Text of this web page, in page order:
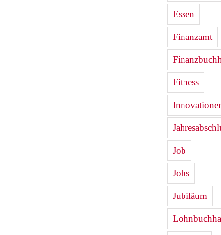
Essen
Finanzamt
Fitness
Job
Jobs
Jubiläum